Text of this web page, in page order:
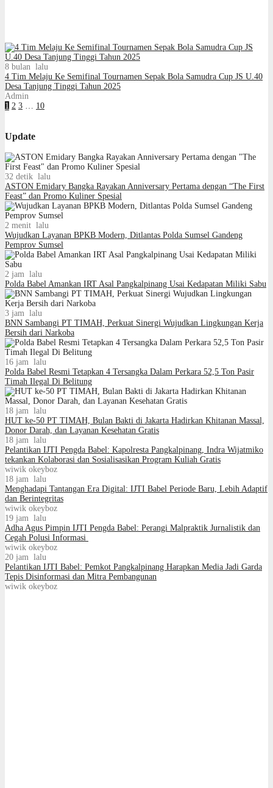
8 bulan lalu
4 Tim Melaju Ke Semifinal Tournamen Sepak Bola Samudra Cup JS U.40
Desa Tanjung Tinggi Tahun 2025
Admin
1 2 3 10
Update
32 detik lalu
ASTON Emidary Bangka Rayakan Anniversary Pertama dengan “The First
Feast” dan Promo Kuliner Spesial
2 menit lalu
Wujudkan Layanan BPKB Modern, Ditlantas Polda Sumsel Gandeng
Pemprov Sumsel
2 jam lalu
Polda Babel Amankan IRT Asal Pangkalpinang Usai Kedapatan Miliki Sabu
3 jam lalu
BNN Sambangi PT TIMAH, Perkuat Sinergi Wujudkan Lingkungan Kerja
Bersih dari Narkoba
16 jam lalu
Polda Babel Resmi Tetapkan 4 Tersangka Dalam Perkara 52,5 Ton Pasir
Timah Ilegal Di Belitung
18 jam lalu
HUT ke-50 PT TIMAH, Bulan Bakti di Jakarta Hadirkan Khitanan Massal,
Donor Darah, dan Layanan Kesehatan Gratis
18 jam lalu
Pelantikan IJTI Pengda Babel: Kapolresta Pangkalpinang, Indra Wijatmiko
tekankan Kolaborasi dan Sosialisasikan Program Kuliah Gratis
wiwik okeyboz
18 jam lalu
Menghadapi Tantangan Era Digital: IJTI Babel Periode Baru, Lebih Adaptif
dan Berintegritas
wiwik okeyboz
19 jam lalu
Adha Agus Pimpin IJTI Pengda Babel: Perangi Malpraktik Jurnalistik dan
Cegah Polusi Informasi
wiwik okeyboz
20 jam lalu
Pelantikan IJTI Babel: Pemkot Pangkalpinang Harapkan Media Jadi Garda
Tepis Disinformasi dan Mitra Pembangunan
wiwik okeyboz